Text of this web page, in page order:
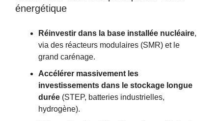
énergétique
Réinvestir dans la base installée nucléaire,
via des réacteurs modulaires (SMR) et le
grand carénage.
Accélérer massivement les
investissements dans le stockage longue
durée (STEP, batteries industrielles,
hydrogène).